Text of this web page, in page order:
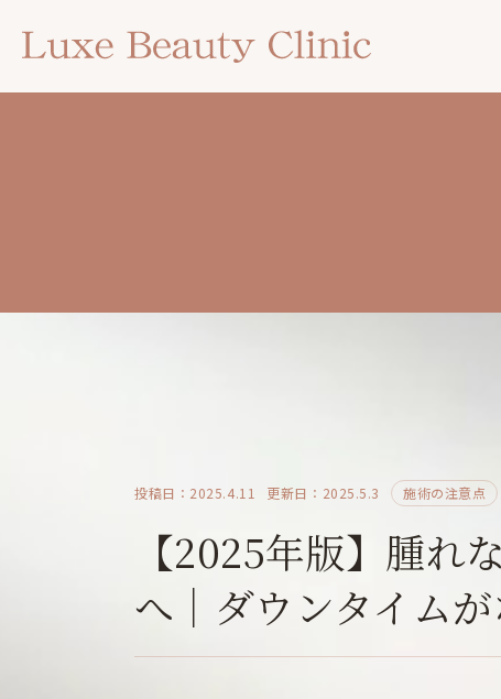
投稿日：2025.4.11 更新日：2025.5.3 施術の注意点
【2025年版】腫れ
へ｜ダウンタイム